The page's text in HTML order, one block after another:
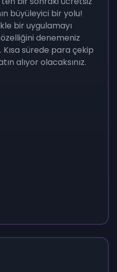
büyüleyici bir yolu!
bir uygulamayı
denemeniz
sürede para çekip
alıyor olacaksınız.